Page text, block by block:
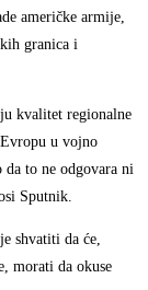
američke armije,
granica i
kvalitet regionalne
u vojno
da to ne odgovara ni
Sputnik.
shvatiti da će,
morati da okuse